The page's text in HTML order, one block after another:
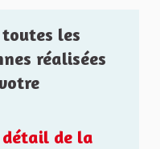
toutes les
réalisées
de la